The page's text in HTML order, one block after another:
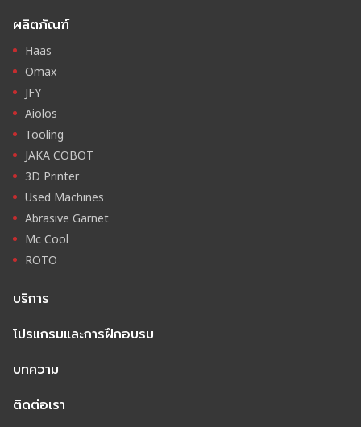
ผลิตภัณฑ์
Haas
Omax
JFY
Aiolos
Tooling
JAKA COBOT
3D Printer
Used Machines
Abrasive Garnet
Mc Cool
ROTO
บริการ
โปรแกรมและการฝึกอบรม
บทความ
ติดต่อเรา